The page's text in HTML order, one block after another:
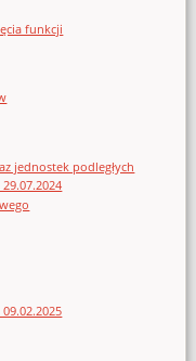
funkcji
jednostek podległych